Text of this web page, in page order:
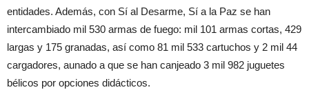
entidades. Además, con Sí al Desarme, Sí a la Paz se han
intercambiado mil 530 armas de fuego: mil 101 armas cortas, 429
largas y 175 granadas, así como 81 mil 533 cartuchos y 2 mil 44
cargadores, aunado a que se han canjeado 3 mil 982 juguetes
bélicos por opciones didácticos.